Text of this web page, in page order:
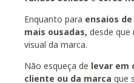
Enquanto para ensaios
mais ousadas, desde que
visual da marca.
Não esqueça de levar em
cliente ou da marca que